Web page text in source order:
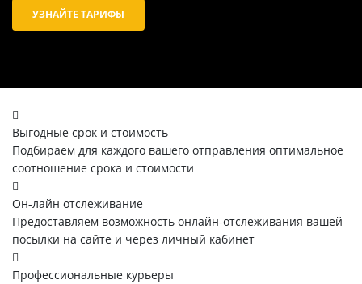
УЗНАЙТЕ ТАРИФЫ
Выгодные срок и стоимость
Подбираем для каждого вашего отправления оптимальное
соотношение срока и стоимости
Он-лайн отслеживание
Предоставляем возможность онлайн-отслеживания вашей
посылки на сайте и через личный кабинет
Профессиональные курьеры